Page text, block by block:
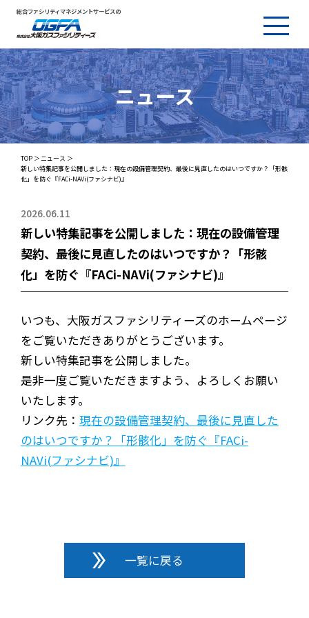
総合ファシリティマネジメントサービスの
ニュース
TOP
ニュース
新しい特集記事を公開しました：現在の設備管理契約、最後に見直したのはいつですか？「形骸
化」を防ぐ『FACi-NAVi(ファシナビ)』
2026.06.11
新しい特集記事を公開しました：現在の設備管理
契約、最後に見直したのはいつですか？「形骸
化」を防ぐ『FACi-NAVi(ファシナビ)』
いつも、大阪ガスファシリティーズのホームページ
をご覧いただきありがとうございます。
新しい特集記事を公開しました。
是非一度ご覧いただきますよう、よろしくお願い
いたします。
リンク先： 現在の設備管理契約、最後に見直した
のはいつですか？「形骸化」を防ぐ『FACi-
NAVi(ファシナビ)』
一覧に戻る